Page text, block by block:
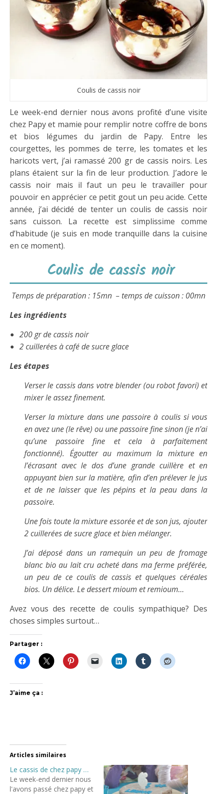
Coulis de cassis noir
Le week-end dernier nous avons profité d’une visite
chez Papy et mamie pour remplir notre coffre de bons
et bios légumes du jardin de Papy. Entre les
courgettes, les pommes de terre, les tomates et les
haricots vert, j’ai ramassé 200 gr de cassis noirs. Les
plans étaient sur la fin de leur production. J’adore le
cassis noir mais il faut un peu le travailler pour
pouvoir en apprécier ce petit gout un peu acide. Cette
année, j’ai décidé de tenter un coulis de cassis noir
sans cuisson. La recette est simplissime comme
d’habitude (je suis en mode tranquille dans la cuisine
en ce moment).
Coulis de cassis noir
Temps de préparation : 15mn – temps de cuisson : 00mn
Les ingrédients
200 gr de cassis noir
2 cuillerées à café de sucre glace
Les étapes
Verser le cassis dans votre blender (ou robot favori) et
mixer le assez finement.
Verser la mixture dans une passoire à coulis si vous
en avez une (le rêve) ou une passoire fine sinon (je n’ai
qu’une passoire fine et cela à parfaitement
fonctionné). Égoutter au maximum la mixture en
l’écrasant avec le dos d’une grande cuillère et en
appuyant bien sur la matière, afin d’en prélever le jus
et de ne laisser que les pépins et la peau dans la
passoire.
Une fois toute la mixture essorée et de son jus, ajouter
2 cuillerées de sucre glace et bien mélanger.
J’ai déposé dans un ramequin un peu de fromage
blanc bio au lait cru acheté dans ma ferme préférée,
un peu de ce coulis de cassis et quelques céréales
bios. Un délice. Le dessert mioum et remioum…
Avez vous des recette de coulis sympathique? Des
choses simples surtout…
Partager :
J’aime ça :
Articles similaires
Le cassis de chez papy …
Le week-end dernier nous
l'avons passé chez papy et